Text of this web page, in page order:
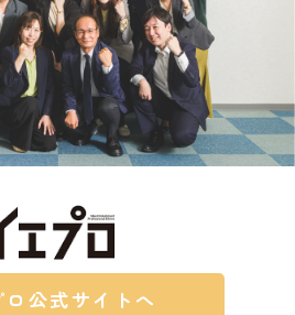
ロ公式サイトへ